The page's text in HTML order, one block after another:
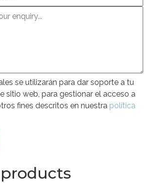
se utilizarán para dar soporte a tu
sitio web, para gestionar el acceso a
fines descritos en nuestra política